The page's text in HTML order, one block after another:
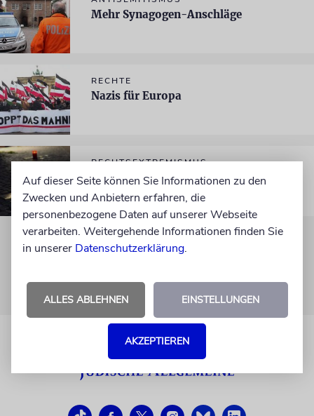
Mehr Synagogen-Anschläge
RECHTE
Nazis für Europa
RECHTSEXTREMISMUS
Brachial gegen »Schuldkult«
Auf dieser Seite können Sie Informationen zu den
Zwecken und Anbietern erfahren, die
personenbezogene Daten auf unserer Webseite
verarbeiten. Weitergehende Informationen finden Sie
in unserer Datenschutzerklärung.
ALLES ABLEHNEN EINSTELLUNGEN
AKZEPTIEREN